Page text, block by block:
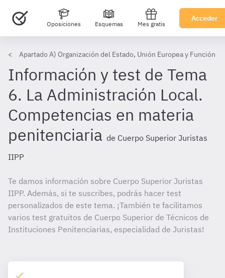
Oposiciones Esquemas Mes gratis
Acceder
Apartado A) Organización del Estado, Unión Europea y Función
Información y test de Tema
6. La Administración Local.
Competencias en materia
penitenciaria de Cuerpo Superior Juristas
IIPP
Te damos información sobre Cuerpo Superior Juristas
IIPP. Además, si te suscribes, podrás hacer test
personalizados de este tema. ¡También te facilitamos
varios test gratuitos de Cuerpo Superior de Técnicos de
Instituciones Penitenciarias, especialidad de Juristas!